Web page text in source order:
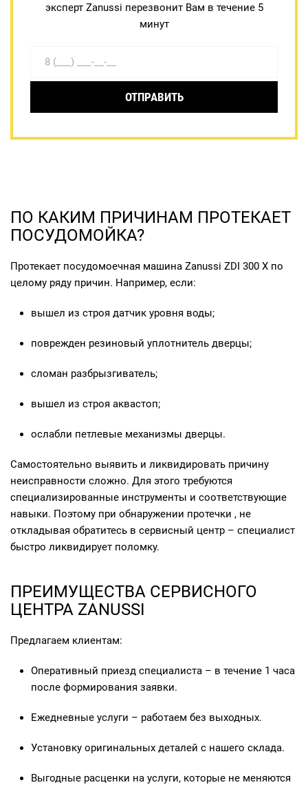
эксперт Zanussi перезвонит Вам в течение 5
минут
ОТПРАВИТЬ
ПО КАКИМ ПРИЧИНАМ ПРОТЕКАЕТ
ПОСУДОМОЙКА?
Протекает посудомоечная машина Zanussi ZDI 300 X по
целому ряду причин. Например, если:
вышел из строя датчик уровня воды;
поврежден резиновый уплотнитель дверцы;
сломан разбрызгиватель;
вышел из строя аквастоп;
ослабли петлевые механизмы дверцы.
Самостоятельно выявить и ликвидировать причину
неисправности сложно. Для этого требуются
специализированные инструменты и соответствующие
навыки. Поэтому при обнаружении протечки , не
откладывая обратитесь в сервисный центр – специалист
быстро ликвидирует поломку.
ПРЕИМУЩЕСТВА СЕРВИСНОГО
ЦЕНТРА ZANUSSI
Предлагаем клиентам:
Оперативный приезд специалиста – в течение 1 часа
после формирования заявки.
Ежедневные услуги – работаем без выходных.
Установку оригинальных деталей с нашего склада.
Выгодные расценки на услуги, которые не меняются